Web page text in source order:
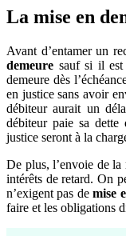
La mise en
Avant d’entamer un
demeure sauf si il est
demeure dès
en justice sans avoir
débiteur aurait un
débiteur paie sa
justice seront à la
De plus, l’envoie de la
intérêts de retard. On
n’exigent pas demise
faire et les obligations